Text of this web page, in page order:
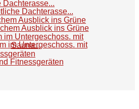
Dachterasse...
Ausblick ins Grüne
Hobbyraum im Untergeschoss. mit Sauna...
Fitnessgeräten